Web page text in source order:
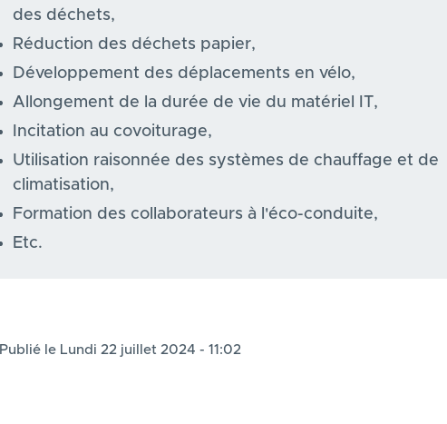
des déchets,
Réduction des déchets papier,
Développement des déplacements en vélo,
Allongement de la durée de vie du matériel IT,
Incitation au covoiturage,
Utilisation raisonnée des systèmes de chauffage et de
climatisation,
Formation des collaborateurs à l'éco-conduite,
Etc.
Publié le Lundi 22 juillet 2024 - 11:02